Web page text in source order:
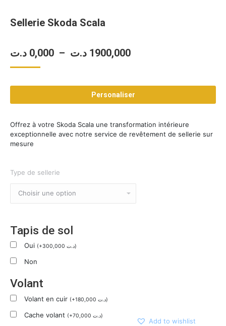
Sellerie Skoda Scala
0,000 د.ت – 1900,000 د.ت
Plage
prix :
0,000 د.ت
1900,000 د.ت
Personaliser
Offrez à votre Skoda Scala une transformation intérieure
exceptionnelle avec notre service de revêtement de sellerie sur
mesure
Type de sellerie
Tapis de sol
Oui (+300,000 د.ت)
Non
Volant
Volant en cuir (+180,000 د.ت)
Cache volant (+70,000 د.ت)
Add to wishlist